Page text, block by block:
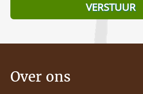
Over ons